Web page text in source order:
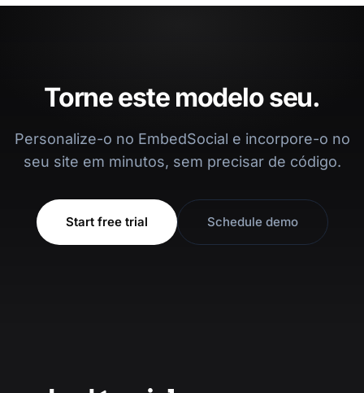
Torne este modelo seu.
Personalize-o no EmbedSocial e incorpore-o no
seu site em minutos, sem precisar de código.
Start free trial Schedule demo